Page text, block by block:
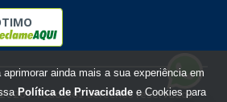
/ Todos los derechos reservados
ainda mais a sua experiência em
Política de Privacidade e Cookies para